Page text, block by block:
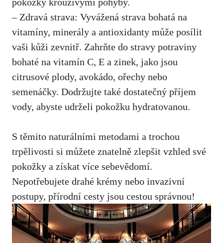
– Zdravá‍ strava:⁢ Vyvážená strava bohatá na
vitamíny, minerály a antioxidanty může posílit
vaši kůži zevnitř. Zahrňte do stravy potraviny
bohaté na vitamín C, E a zinek, jako jsou
citrusové plody, avokádo, ořechy nebo
semenáčky. Dodržujte také dostatečný příjem
vody, abyste udrželi pokožku hydratovanou.
S těmito​ naturálními metodami a trochou
trpělivosti si můžete znatelně zlepšit vzhled své
pokožky a získat ⁣více sebevědomí.
Nepotřebujete drahé krémy ⁢nebo invazivní⁤
postupy, přírodní cesty jsou cestou správnou!